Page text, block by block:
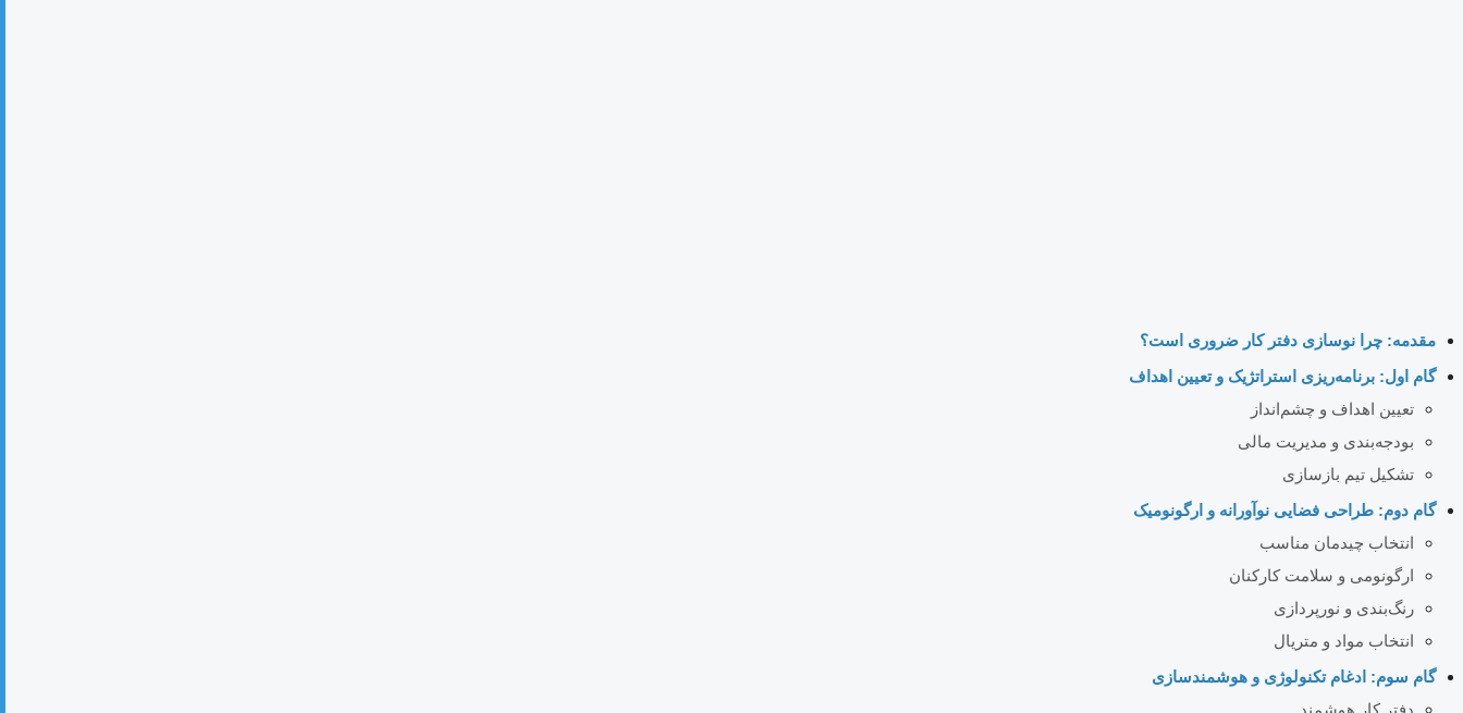
مقدمه: چرا نوسازی دفتر کار ضروری است؟
گام اول: برنامه‌ریزی استراتژیک و تعیین اهداف
تعیین اهداف و چشم‌انداز
بودجه‌بندی و مدیریت مالی
تشکیل تیم بازسازی
گام دوم: طراحی فضایی نوآورانه و ارگونومیک
انتخاب چیدمان مناسب
ارگونومی و سلامت کارکنان
رنگ‌بندی و نورپردازی
انتخاب مواد و متریال
گام سوم: ادغام تکنولوژی و هوشمندسازی
دفتر کار هوشمند